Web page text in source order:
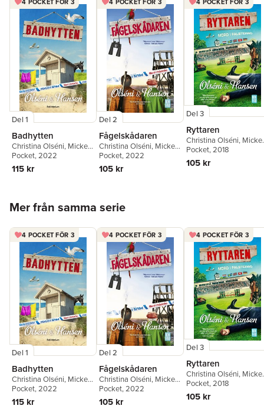
Del 1
Badhytten
Christina Olséni, Micke
Hansen
Pocket, 2022
115 kr
Del 2
Fågelskådaren
Christina Olséni, Micke
Hansen
Pocket, 2022
105 kr
Del 3
Ryttaren
Christina Olséni, Micke
Hansen
Pocket, 2018
105 kr
Mer från samma serie
4 POCKET FÖR 3
Del 1
Badhytten
Christina Olséni, Micke
Hansen
Pocket, 2022
115 kr
4 POCKET FÖR 3
Del 2
Fågelskådaren
Christina Olséni, Micke
Hansen
Pocket, 2022
105 kr
4 POCKET FÖR 3
Del 3
Ryttaren
Christina Olséni, Micke
Hansen
Pocket, 2018
105 kr